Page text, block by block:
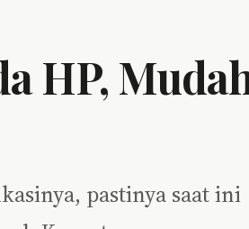
HP,
pastinya saat ini